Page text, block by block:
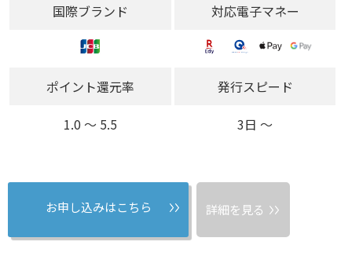
国際ブランド
対応電子マネー
ポイント還元率
1.0 〜 5.5
発行スピード
3日 〜
お申し込みはこちら 詳細を見る